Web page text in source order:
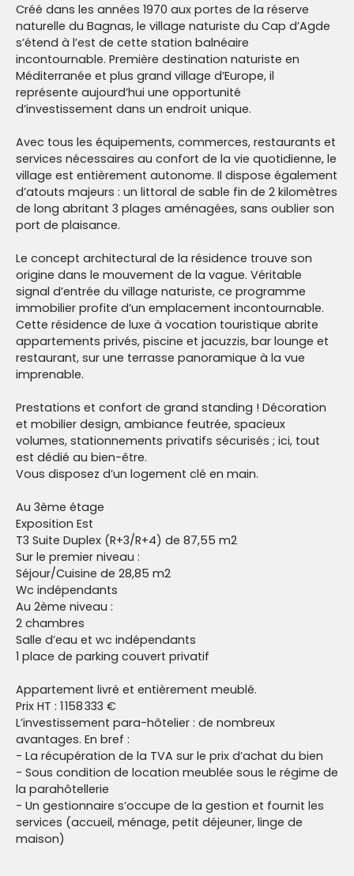
Créé dans les années 1970 aux portes de la réserve
naturelle du Bagnas, le village naturiste du Cap d’Agde
s’étend à l’est de cette station balnéaire
incontournable. Première destination naturiste en
Méditerranée et plus grand village d’Europe, il
représente aujourd’hui une opportunité
d’investissement dans un endroit unique.
Avec tous les équipements, commerces, restaurants et
services nécessaires au confort de la vie quotidienne, le
village est entièrement autonome. Il dispose également
d’atouts majeurs : un littoral de sable fin de 2 kilomètres
de long abritant 3 plages aménagées, sans oublier son
port de plaisance.
Le concept architectural de la résidence trouve son
origine dans le mouvement de la vague. Véritable
signal d’entrée du village naturiste, ce programme
immobilier profite d’un emplacement incontournable.
Cette résidence de luxe à vocation touristique abrite
appartements privés, piscine et jacuzzis, bar lounge et
restaurant, sur une terrasse panoramique à la vue
imprenable.
Prestations et confort de grand standing ! Décoration
et mobilier design, ambiance feutrée, spacieux
volumes, stationnements privatifs sécurisés ; ici, tout
est dédié au bien-être.
Vous disposez d’un logement clé en main.
Au 3ème étage
Exposition Est
T3 Suite Duplex (R+3/R+4) de 87,55 m2
Sur le premier niveau :
Séjour/Cuisine de 28,85 m2
Wc indépendants
Au 2ème niveau :
2 chambres
Salle d’eau et wc indépendants
1 place de parking couvert privatif
Appartement livré et entièrement meublé.
Prix HT : 1 158 333 €
L’investissement para-hôtelier : de nombreux
avantages. En bref :
- La récupération de la TVA sur le prix d’achat du bien
- Sous condition de location meublée sous le régime de
la parahôtellerie
- Un gestionnaire s’occupe de la gestion et fournit les
services (accueil, ménage, petit déjeuner, linge de
maison)